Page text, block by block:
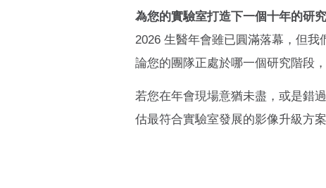
為您的實驗室打造下一個十年的研
2026 生醫年會雖已圓滿落幕，但
論您的團隊正處於哪一個研究階段
若您在年會現場意猶未盡，或是錯
估最符合實驗室發展的影像升級方案